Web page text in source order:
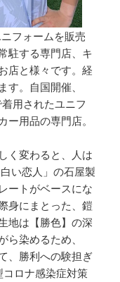
フォームを販売
駐する専門店、キ
店と様々です。経
。自国開催、
用されたユニフ
ー用品の専門店。
く変わると、人は
い恋人」の石屋製
ートがベースにな
身にまとった、鎧
地は【勝色】の深
ら染めるため、
、勝利への験担ぎ
ロナ感染症対策